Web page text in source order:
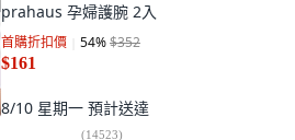
prahaus 孕婦護腕 2入
首購折扣價 54%$352
$161
8/10 星期一 預計送達
(14523)